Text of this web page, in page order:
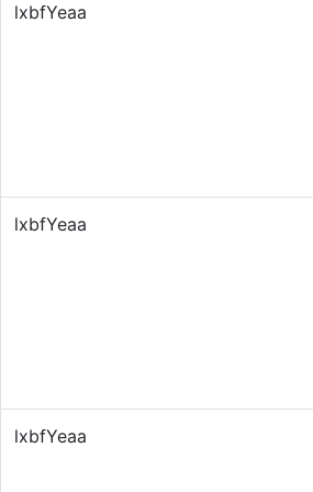
lxbfYeaa
lxbfYeaa
lxbfYeaa